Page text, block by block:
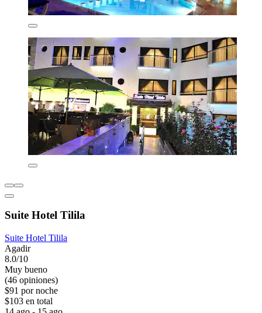
Suite Hotel Tilila
Suite Hotel Tilila
Agadir
8.0/10
Muy bueno
(46 opiniones)
$91 por noche
$103 en total